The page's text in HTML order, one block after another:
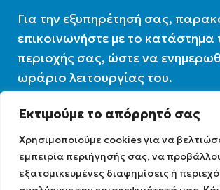
Εκτιμούμε το απόρρητό σας
Χρησιμοποιούμε cookies για να
εμπειρία περιήγησής σας, να
εξατομικευμένες διαφημίσεις ή
Για την εξυπηρέτησή σας,
επικοινωνήστε με το κατάστημα
περιοχής σας, ώστε να
ωράριο λειτουργίας του.
Ωράριο λειτουργίας : 07:30
Diathermiki.gr © 2022